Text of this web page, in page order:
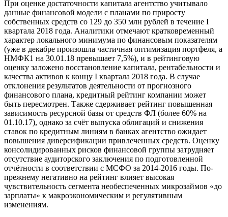
При оценке достаточности капитала агентство учитывало
данные финансовой модели с планами по приросту
собственных средств со 129 до 350 млн рублей в течение I
квартала 2018 года. Аналитики отмечают кратковременный
характер локального минимума по финансовым показателям
(уже в декабре произошла частичная оптимизация портфеля, а
НМФК1 на 30.01.18 превышает 7,5%), и в рейтинговую
оценку заложено восстановление капитала, рентабельности и
качества активов к концу I квартала 2018 года. В случае
отклонения результатов деятельности от прогнозного
финансового плана, кредитный рейтинг компании может
быть пересмотрен. Также сдерживает рейтинг повышенная
зависимость ресурсной базы от средств ФЛ (более 60% на
01.10.17), однако за счёт выпуска облигаций и снижения
ставок по кредитным линиям в банках агентство ожидает
повышения диверсификации привлеченных средств. Оценку
консолидированных рисков финансовой группы затрудняет
отсутствие аудиторского заключения по подготовленной
отчётности в соответствии с МСФО за 2014-2016 годы. По-
прежнему негативно на рейтинг влияет высокая
чувствительность сегмента необеспеченных микрозаймов «до
зарплаты» к макроэкономическим и регулятивным
изменениям.